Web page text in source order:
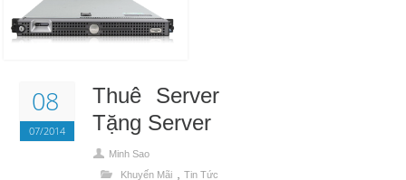
08
07/2014
Thuê Server
Tặng Server
Minh Sao
Khuyến Mãi
,Tin Tức